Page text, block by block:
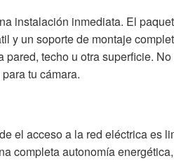
instalación inmediata. El
y un soporte de montaje
techo u otra superficie.
tu cámara.
el acceso a la red eléctrica es
completa autonomía